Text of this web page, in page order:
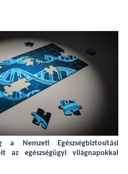
Nemzeti Egészségbiztosítási
az egészségügyi világnapokkal